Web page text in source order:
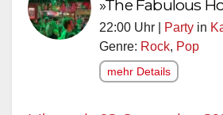
»The Fabulous
22:00 Uhr | Party in
Genre: Rock, Pop
mehr Details